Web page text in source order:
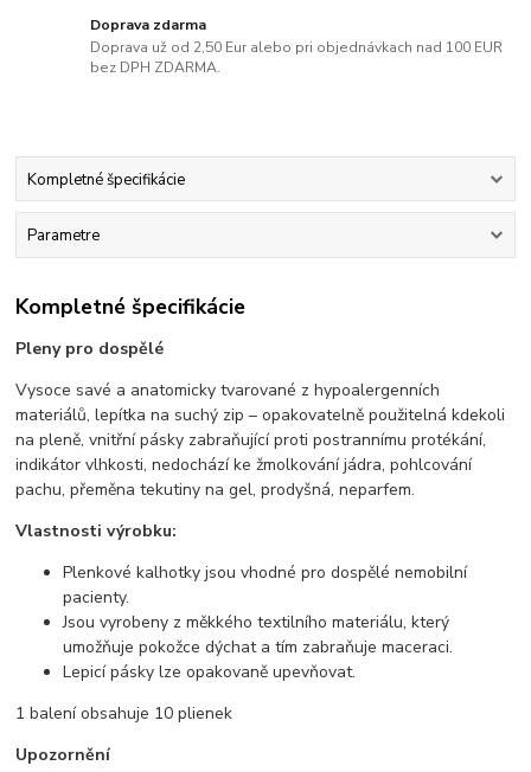
Doprava zdarma
Doprava už od 2,50 Eur alebo pri objednávkach nad 100 EUR
bez DPH ZDARMA.
Kompletné špecifikácie
Parametre
Kompletné špecifikácie
Pleny pro dospělé
Vysoce savé a anatomicky tvarované z hypoalergenních
materiálů, lepítka na suchý zip – opakovatelně použitelná kdekoli
na pleně, vnitřní pásky zabraňující proti postrannímu protékání,
indikátor vlhkosti, nedochází ke žmolkování jádra, pohlcování
pachu, přeměna tekutiny na gel, prodyšná, neparfem.
Vlastnosti výrobku:
Plenkové kalhotky jsou vhodné pro dospělé nemobilní
pacienty.
Jsou vyrobeny z měkkého textilního materiálu, který
umožňuje pokožce dýchat a tím zabraňuje maceraci.
Lepicí pásky lze opakovaně upevňovat.
1 balení obsahuje 10 plienek
Upozornění